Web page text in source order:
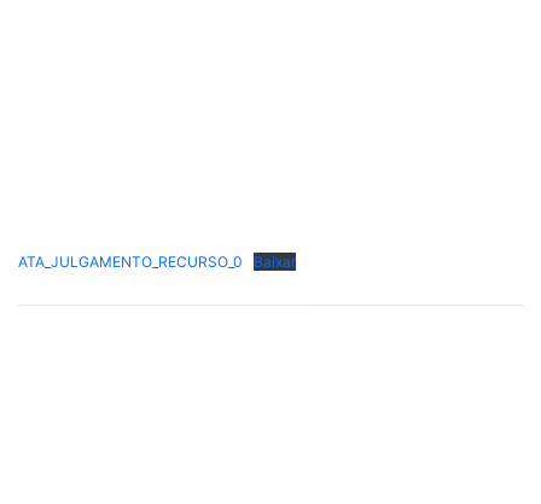
ATA_JULGAMENTO_RECURSO_0 Baixar